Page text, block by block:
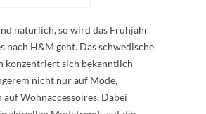
natürlich, so wird das Frühjahr
nach H&M geht. Das schwedische
konzentriert sich bekanntlich
nicht nur auf Mode,
auf Wohnaccessoires. Dabei